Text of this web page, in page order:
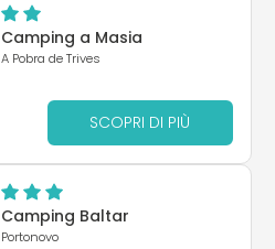
Camping a Masia
A Pobra de Trives
SCOPRI DI PIÙ
Camping Baltar
Portonovo